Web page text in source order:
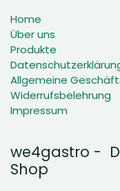
Home
Über uns
Produkte
Allgemeine
Widerrufsbelehrung
Impressum
we4gastro -
Shop